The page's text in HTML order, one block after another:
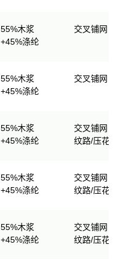
55%木浆
+45%涤纶
交叉铺网；
55%木浆
+45%涤纶
交叉铺网；
55%木浆
+45%涤纶
交叉铺网；
纹路/压花
55%木浆
+45%涤纶
交叉铺网；
纹路/压花
55%木浆
+45%涤纶
交叉铺网；
纹路/压花